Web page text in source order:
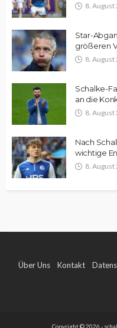
8. August
Star-
größeren
8. August
Schalke-
an die
8. August
Nach
wichtige
8. August
Über Uns Kontakt
Copyright © 2026 -